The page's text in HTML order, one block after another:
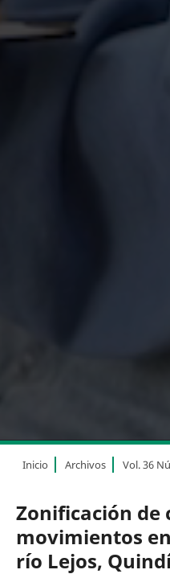
Inicio Archivos Vol. 36
Zonificación de
movimientos
río Lejos,